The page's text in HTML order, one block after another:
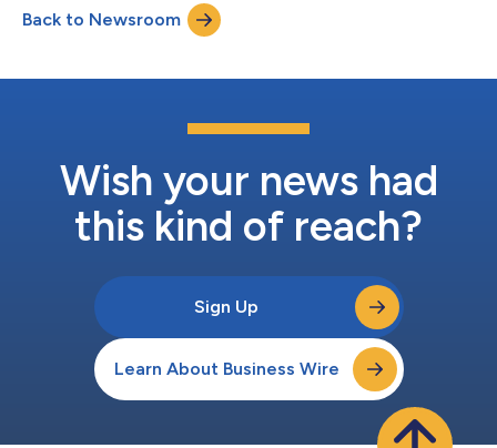
Fundada em 1966, a Whitman é uma parte estratégica da rede
global de produção da The Estée Lauder Companies...
Back to Newsroom
Wish your news had
this kind of reach?
Sign Up
Learn About Business Wire